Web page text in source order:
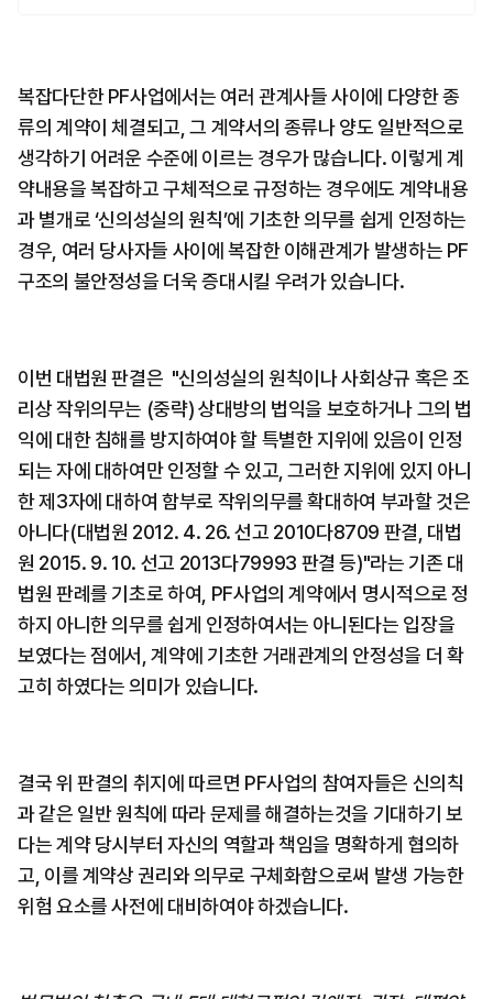
복잡다단한 PF사업에서는 여러 관계사들 사이에 다양한 종
류의 계약이 체결되고, 그 계약서의 종류나 양도 일반적으로
생각하기 어려운 수준에 이르는 경우가 많습니다. 이렇게 계
약내용을 복잡하고 구체적으로 규정하는 경우에도 계약내용
과 별개로 ‘신의성실의 원칙’에 기초한 의무를 쉽게 인정하는
경우, 여러 당사자들 사이에 복잡한 이해관계가 발생하는 PF
구조의 불안정성을 더욱 증대시킬 우려가 있습니다.
이번 대법원 판결은  "신의성실의 원칙이나 사회상규 혹은 조
리상 작위의무는 (중략) 상대방의 법익을 보호하거나 그의 법
익에 대한 침해를 방지하여야 할 특별한 지위에 있음이 인정
되는 자에 대하여만 인정할 수 있고, 그러한 지위에 있지 아니
한 제3자에 대하여 함부로 작위의무를 확대하여 부과할 것은
아니다(대법원 2012. 4. 26. 선고 2010다8709 판결, 대법
원 2015. 9. 10. 선고 2013다79993 판결 등)"라는 기존 대
법원 판례를 기초로 하여, PF사업의 계약에서 명시적으로 정
하지 아니한 의무를 쉽게 인정하여서는 아니된다는 입장을
보였다는 점에서, 계약에 기초한 거래관계의 안정성을 더 확
고히 하였다는 의미가 있습니다.
결국 위 판결의 취지에 따르면 PF사업의 참여자들은 신의칙
과 같은 일반 원칙에 따라 문제를 해결하는것을 기대하기 보
다는 계약 당시부터 자신의 역할과 책임을 명확하게 협의하
고, 이를 계약상 권리와 의무로 구체화함으로써 발생 가능한
위험 요소를 사전에 대비하여야 하겠습니다.